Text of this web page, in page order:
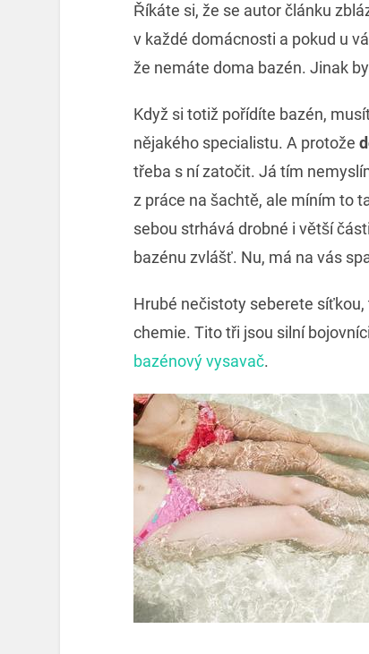
Říkáte si, že se autor článku
v každé domácnosti a pokud u
že nemáte doma bazén. Jinak
Když si totiž pořídíte bazén,
nějakého specialistu. A protože
třeba s ní zatočit. Já tím
z práce na šachtě, ale míním to
sebou strhává drobné i větší
bazénu zvlášť. Nu, má na vás
Hrubé nečistoty seberete
chemie. Tito tři jsou silní
bazénový vysavač.